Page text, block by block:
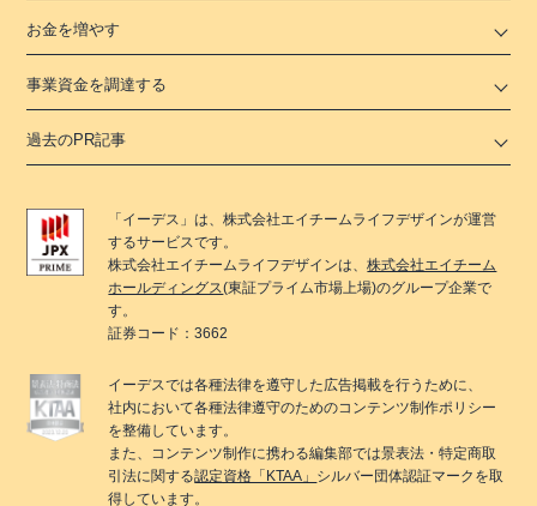
お金を増やす
事業資金を調達する
過去のPR記事
「 イーデス 」は、株式会社エイチームライフデザインが運営
するサービスです。
株式会社エイチームライフデザインは、株式会社エイチーム
ホールディングス(東証プライム市場上場)のグループ企業で
す。
証券コード：3662
イーデスでは各種法律を遵守した広告掲載を行うために、
社内において各種法律遵守のためのコンテンツ制作ポリシー
を整備しています。
また、コンテンツ制作に携わる編集部では景表法・特定商取
引法に関する認定資格「KTAA」 シルバー団体認証マークを取
得しています。